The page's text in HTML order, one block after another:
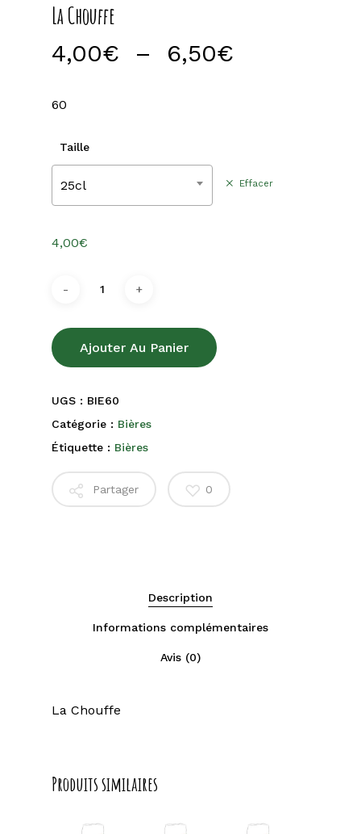
La Chouffe
4,00€ – 6,50€
6,50€
60
Taille
25cl Effacer
4,00€
Ajouter Au Panier
UGS : BIE60
Catégorie : Bières
Étiquette : Bières
Partager 0
Description
Informations complémentaires
Avis (0)
La Chouffe
Produits similaires